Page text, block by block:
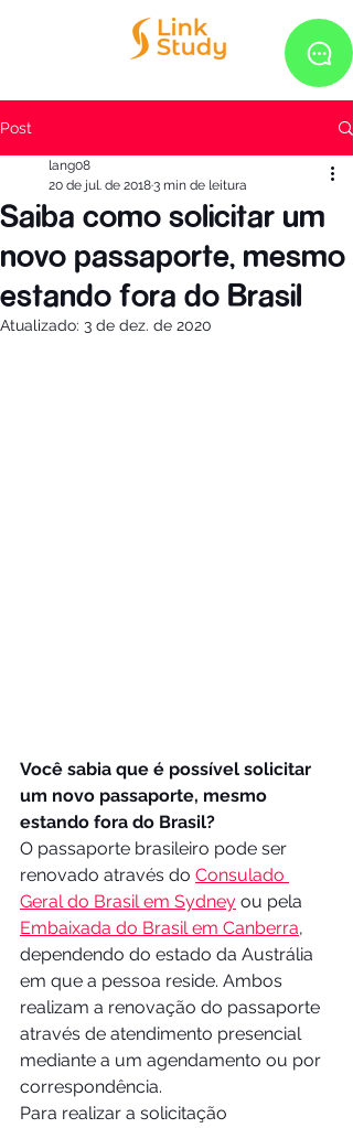
Post
Saiba como solicitar um
novo passaporte, mesmo
estando fora do Brasil
lang08
20 de jul. de 20183 min de leitura
Atualizado: 3 de dez. de 2020
Você sabia que é possível solicitar
um novo passaporte, mesmo
estando fora do Brasil?
O passaporte brasileiro pode ser
renovado através do Consulado
Geral do Brasil em Sydney ou pela
Embaixada do Brasil em Canberra,
dependendo do estado da Austrália
em que a pessoa reside. Ambos
realizam a renovação do passaporte
através de atendimento presencial
mediante a um agendamento ou por
correspondência.
Para realizar a solicitação